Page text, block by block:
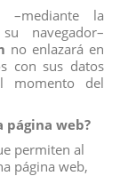
GOLDENDOODLE
View
–mediante la
navegador–
no enlazará en
con sus datos
momento del
página web?
permiten al
página web,